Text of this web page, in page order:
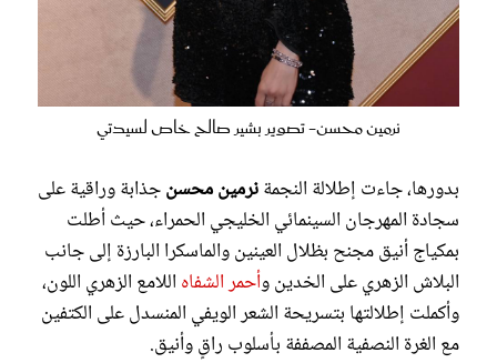
نرمين محسن- تصوير بشير صالح خاص لسيدتي
بدورها، جاءت إطلالة النجمةنرمين محسنجذابة وراقية على
سجادة المهرجان السينمائي الخليجي الحمراء، حيث أطلت
بمكياج أنيق مجنح بظلال العينين والماسكرا البارزة إلى جانب
البلاش الزهري على الخدين وأحمر الشفاه اللامع الزهري اللون،
وأكملت إطلالتها بتسريحة الشعر الويفي المنسدل على الكتفين
مع الغرة النصفية المصففة بأسلوب راقٍ وأنيق.